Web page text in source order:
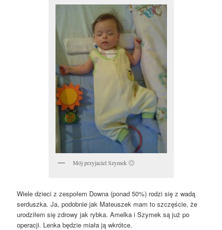
Mój przyjaciel Szymek 🙂
Wiele dzieci z zespołem Downa (ponad 50%) rodzi się z wadą
serduszka. Ja, podobnie jak Mateuszek mam to szczęście, że
urodziłem się zdrowy jak rybka. Amelka i Szymek są już po
operacji. Lenka będzie miała ją wkrótce.